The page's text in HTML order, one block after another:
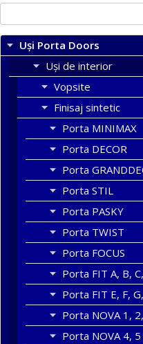
după:
Uși Porta Doors
Uși de interior
Vopsite
Finisaj sintetic
Porta MINIMAX
Porta DECOR
Porta
Porta STIL
Porta PASKY
Porta TWIST
Porta FOCUS
Porta FIT A, B,
Porta FIT E, F,
Porta NOVA 1,
Porta NOVA 4, 5